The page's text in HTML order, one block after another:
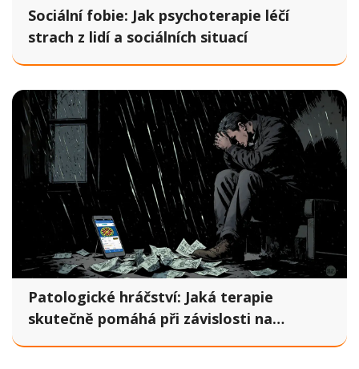
Sociální fobie: Jak psychoterapie léčí
strach z lidí a sociálních situací
Patologické hráčství: Jaká terapie
skutečně pomáhá při závislosti na